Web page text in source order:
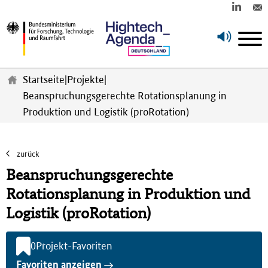
Startseite Projekte
Beanspruchungsgerechte Rotationsplanung in
Produktion und Logistik (proRotation)
zurück
Beanspruchungsgerechte
Rotationsplanung in Produktion und
Logistik (proRotation)
0Projekt-Favoriten
Favoriten anzeigen